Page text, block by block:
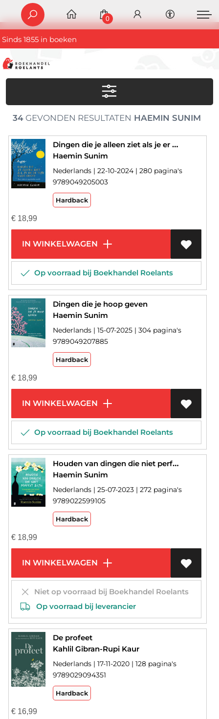
Sinds 1855 in boeken
0
34GEVONDEN RESULTATEN HAEMIN SUNIM
Dingen die je alleen ziet als je er de tijd voor neemt
Haemin Sunim
Nederlands | 22-10-2024 | 280 pagina's
9789049205003
Hardback
€18,99
IN WINKELWAGEN
Op voorraad bij Boekhandel Roelants
Dingen die je hoop geven
Haemin Sunim
Nederlands | 15-07-2025 | 304 pagina's
9789049207885
Hardback
€18,99
IN WINKELWAGEN
Op voorraad bij Boekhandel Roelants
Houden van dingen die niet perfect zijn
Haemin Sunim
Nederlands | 25-07-2023 | 272 pagina's
9789022599105
Hardback
€18,99
IN WINKELWAGEN
Niet op voorraad bij Boekhandel Roelants
Op voorraad bij leverancier
De profeet
Kahlil Gibran-Rupi Kaur
Nederlands | 17-11-2020 | 128 pagina's
9789029094351
Hardback
€16,99